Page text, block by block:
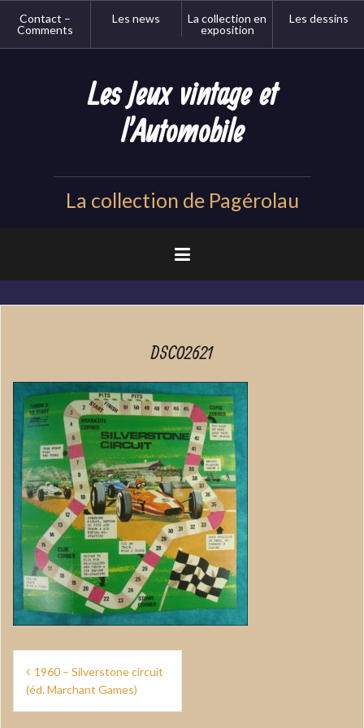
Contact –
Comments
Les news
La collection en
exposition
Les dessins
Les Jeux vintage et
l'Automobile
La collection de Pagérolau
DSC02621
Navigation
de
l’article
1960 – Silverstone circuit
(éd. Marchant Games)